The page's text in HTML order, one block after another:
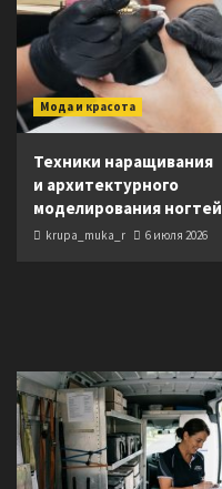
Мода и красота
Техники наращивания
и архитектурного
моделирования ногтей
krupa_muka_r 6 июля 2026